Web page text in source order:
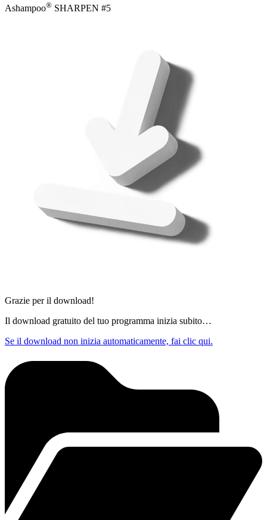
Ashampoo® SHARPEN #5
Grazie per il download!
Il download gratuito del tuo programma inizia subito…
Se il download non inizia automaticamente, fai clic qui.